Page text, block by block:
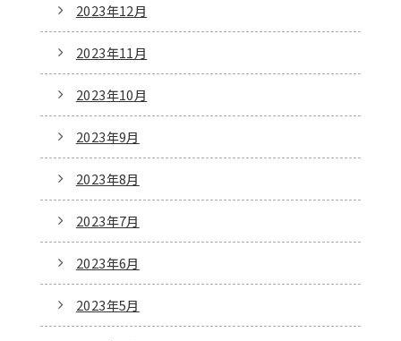
2023年12月
2023年11月
2023年10月
2023年9月
2023年8月
2023年7月
2023年6月
2023年5月